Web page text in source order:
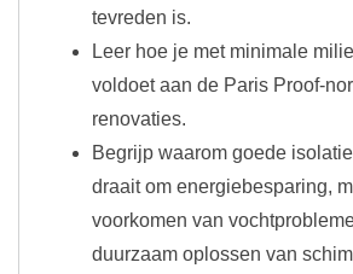
tevreden is.
Leer hoe je met minimale
voldoet aan de Paris Proof-
renovaties.
Begrijp waarom goede
draait om energiebesparing,
voorkomen van
duurzaam oplossen van